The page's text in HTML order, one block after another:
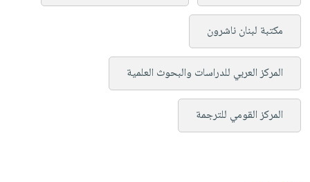
مكتبة لبنان ناشرون
المركز العربي للدراسات والبحوث العلمية
المركز القومي للترجمة